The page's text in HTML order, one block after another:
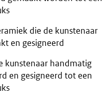
die de kunstenaar
en gesigneerd
kunstenaar handmatig
en gesigneerd tot een